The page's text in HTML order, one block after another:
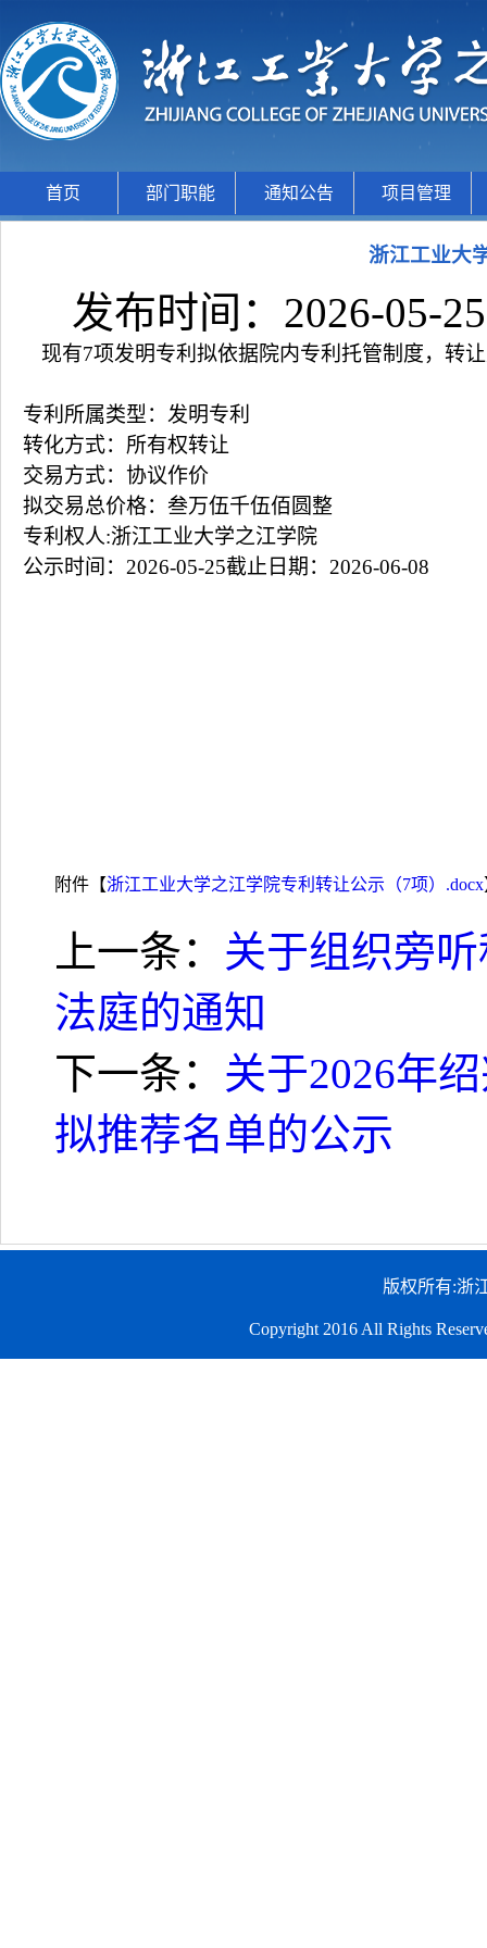
首页 部门职能 通知公告 项目管理
浙江工业大
发布时间：2026-05-
现有7项发明专利拟依据院内专利托管制度，转
专利所属类型：发明专利
转化方式：所有权转让
交易方式：协议作价
拟交易总价格：叁万伍千伍佰圆整
专利权人:浙江工业大学之江学院
公示时间： 2026-05-25截止日期： 2026-06-08
附件【浙江工业大学之江学院专利转让公示（7项）.docx
上一条： 关于组织旁
法庭的通知
下一条： 关于2026年
拟推荐名单的公示
版权所有:浙
Copyright 2016 All Rights